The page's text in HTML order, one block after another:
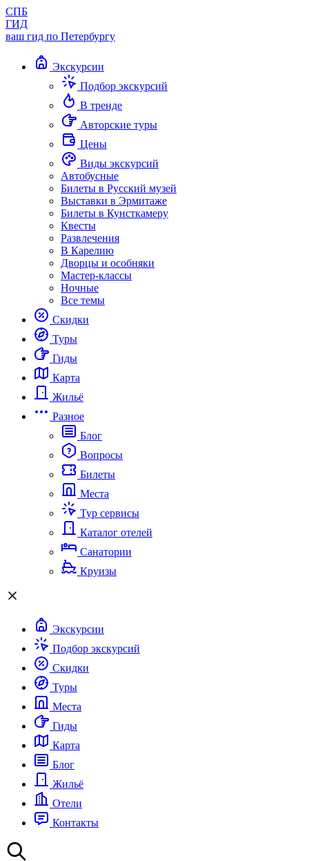
СПБ
ГИД
ваш гид по Петербургу
Экскурсии
Подбор экскурсий
В тренде
Авторские туры
Цены
Виды экскурсий
Автобусные
Билеты в Русский музей
Выставки в Эрмитаже
Билеты в Кунсткамеру
Квесты
Развлечения
В Карелию
Дворцы и особняки
Мастер-классы
Ночные
Все темы
Скидки
Туры
Гиды
Карта
Жильё
Разное
Блог
Вопросы
Билеты
Места
Тур сервисы
Каталог отелей
Санатории
Круизы
Экскурсии
Подбор экскурсий
Скидки
Туры
Места
Гиды
Карта
Блог
Жильё
Отели
Контакты